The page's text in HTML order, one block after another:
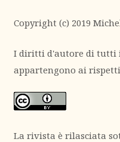
Copyright (c) 2019
I diritti d'autore di tutti
appartengono ai
La rivista è rilasciata